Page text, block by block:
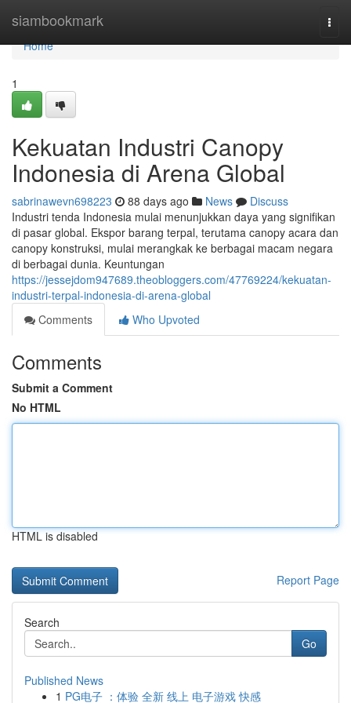
siambookmark
Home
Home
1
Kekuatan Industri Canopy
Indonesia di Arena Global
sabrinawevn698223 88 days ago News
Discuss
Industri tenda Indonesia mulai menunjukkan daya yang signifikan
di pasar global. Ekspor barang terpal, terutama canopy acara dan
canopy konstruksi, mulai merangkak ke berbagai macam negara
di berbagai dunia. Keuntungan
https://jessejdom947689.theobloggers.com/47769224/kekuatan-
industri-terpal-indonesia-di-arena-global
Comments
Who Upvoted
Comments
Submit a Comment
No HTML
HTML is disabled
Report Page
Search
Go
Published News
1 PG电子 ：体验 全新 线上 电子游戏 快感